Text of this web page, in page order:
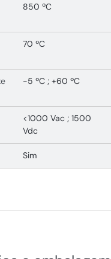
850 ºC
70 ºC
-5 ºC ; +60 ºC
<1000 Vac ; 1500
Vdc
Sim